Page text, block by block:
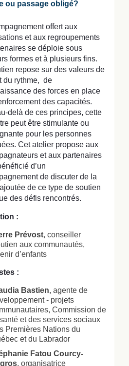
ou passage obligé?
offert aux
et aux regroupements
se déploie sous
formes et à plusieurs fins.
repose sur des valeurs de
du rythme, de
des forces en place
des capacités.
delà de ces principes, cette
peut être stimulante ou
pour les personnes
Cet atelier propose aux
et aux partenaires
d’un
de discuter de la
de ce type de soutien
des défis rencontrés.
:
Prévost, conseiller
aux communautés,
d’enfants
:
Bastien, agente de
- projets
Commission de
et des services sociaux
Premières Nations du
et du Labrador
Fatou Courcy-
, organisatrice